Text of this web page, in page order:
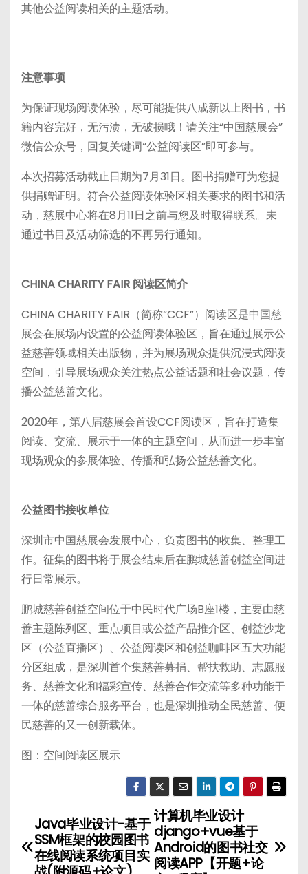
其他公益阅读相关的主题活动。
注意事项
为保证现场阅读体验，尽可能提供八成新以上图书，书
籍内容完好，无污渍，无破损哦！请关注“中国慈展会”
微信公众号，回复关键词“公益阅读区”即可参与。
本次招募活动截止日期为7月31日。图书捐赠可为您提
供捐赠证明。符合公益阅读体验区相关要求的图书和活
动，慈展中心将在8月11日之前与您及时取得联系。未
通过书目及活动筛选的不再另行通知。
CHINA CHARITY FAIR 阅读区简介
CHINA CHARITY FAIR（简称“CCF”）阅读区是中国慈
展会在展场内设置的公益阅读体验区，旨在通过展示公
益慈善领域相关出版物，并为展场观众提供沉浸式阅读
空间，引导展场观众关注热点公益话题和社会议题，传
播公益慈善文化。
2020年，第八届慈展会首设CCF阅读区，旨在打造集
阅读、交流、展示于一体的主题空间，从而进一步丰富
现场观众的参展体验、传播和弘扬公益慈善文化。
公益图书接收单位
深圳市中国慈展会发展中心，负责图书的收集、整理工
作。征集的图书将于展会结束后在鹏城慈善创益空间进
行日常展示。
鹏城慈善创益空间位于中民时代广场B座1楼，主要由慈
善主题陈列区、重点项目或公益产品推介区、创益沙龙
区（公益直播区）、公益阅读区和创益咖啡区五大功能
分区组成，是深圳首个集慈善募捐、帮扶救助、志愿服
务、慈善文化和福彩宣传、慈善合作交流等多种功能于
一体的慈善综合服务平台，也是深圳推动全民慈善、便
民慈善的又一创新载体。
图：空间阅读区展示
文
章
计算机毕业设计
django+vue基于
Android的图书社交
阅读APP【开题+论
Java毕业设计-基于
SSM框架的校园图书
在线阅读系统项目实